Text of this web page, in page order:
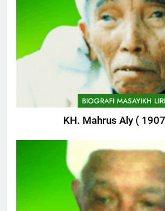
BIOGRAFI MASAYIKH
KH. Mahrus Aly (
Menuju
POJOK LIRBOYO
Haflah
Gelar
POJOK LIRBOYO
751
Silaturahi
Bersama
POJOK LIRBOYO